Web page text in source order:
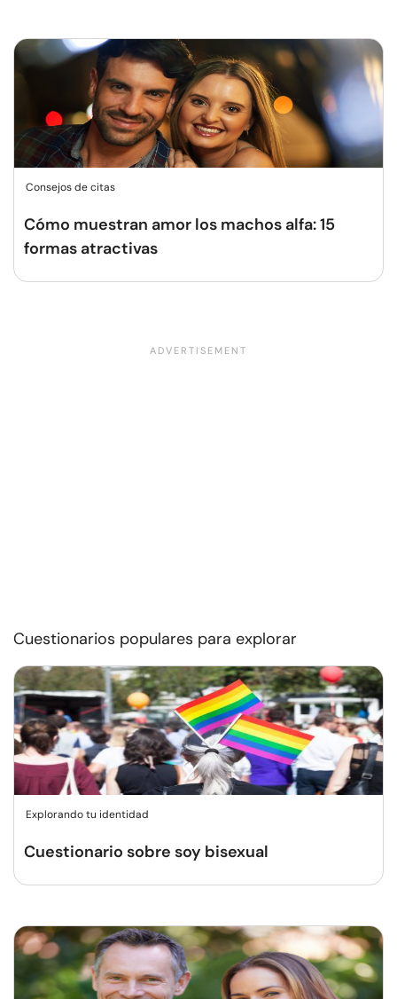
Consejos de citas
Cómo muestran amor los machos alfa: 15
formas atractivas
Cuestionarios populares para explorar
Explorando tu identidad
Cuestionario sobre soy bisexual